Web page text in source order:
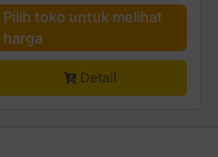
Pilih toko untuk melihat
harga
Detail